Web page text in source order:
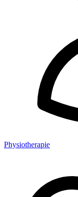
Physiotherapie